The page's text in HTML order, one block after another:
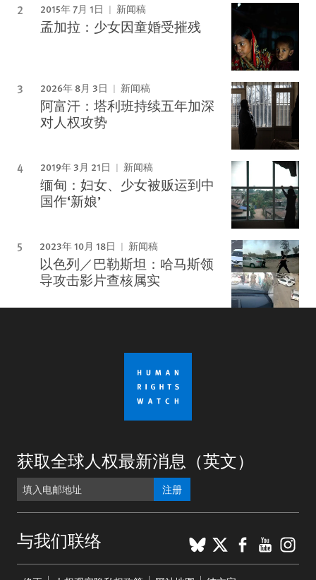
2015年 7月 1日 新闻稿
孟加拉：少女因童婚受摧残
2026年 8月 3日 新闻稿
阿富汗：塔利班持续五年加深
对人权攻势
2019年 3月 21日 新闻稿
缅甸：妇女、少女被贩运到中
国作‘新娘’
2023年 10月 18日 新闻稿
以色列／巴勒斯坦：哈马斯领
导攻击影片查核属实
获取全球人权最新消息（英文）
注册
与我们联络 BlueSky
X